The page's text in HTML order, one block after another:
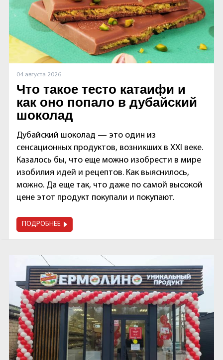
04 августа 2026
Что такое тесто катаифи и
как оно попало в дубайский
шоколад
Дубайский шоколад — это один из
сенсационных продуктов, возникших в XXI веке.
Казалось бы, что еще можно изобрести в мире
изобилия идей и рецептов. Как выяснилось,
можно. Да еще так, что даже по самой высокой
цене этот продукт покупали и покупают.
ПОДРОБНЕЕ